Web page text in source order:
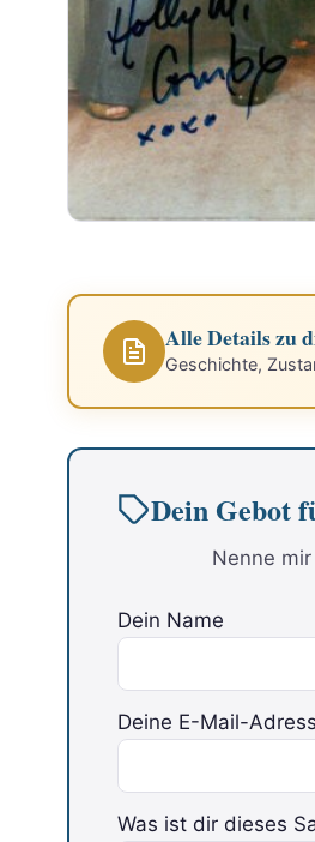
Alle Details zu
Geschichte,
Dein Gebot
Nenne
Dein Name
Deine E-Mail-
Bitte lasse dieses
Was ist dir dieses